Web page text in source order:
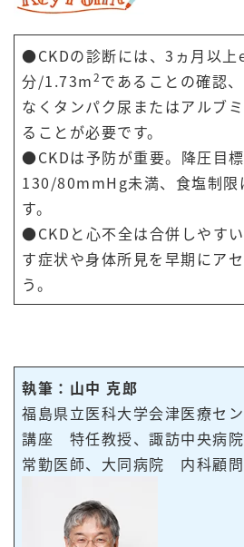
●CKDの診断には、3ヵ月以
分/1.73m2であることの確認
なくタンパク尿またはアルブ
ることが必要です。
●CKDは予防が重要。降圧目
130/80mmHg未満、食塩制限
す。
●CKDと心不全は合併しやす
す症状や身体所見を早期にア
う。
執筆：山中 克郎
福島県立医科大学会津医療セ
講座 特任教授、諏訪中央
常勤医師、大同病院 内科顧問